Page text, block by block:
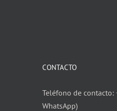
CONTACTO
Teléfono de
WhatsApp)